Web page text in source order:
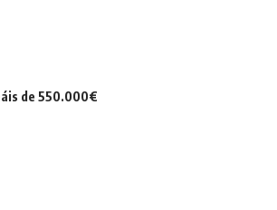
de 550.000€